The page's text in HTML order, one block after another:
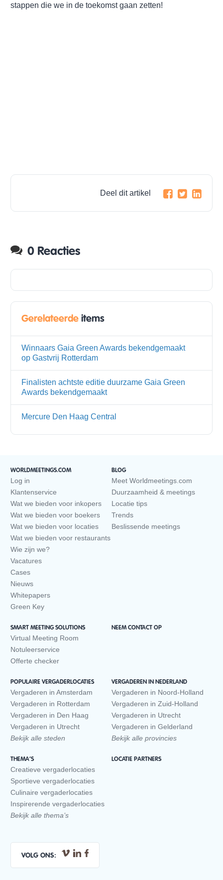
stappen die we in de toekomst gaan zetten!
Deel dit artikel
0 Reacties
Gerelateerde items
Winnaars Gaia Green Awards bekendgemaakt
op Gastvrij Rotterdam
Finalisten achtste editie duurzame Gaia Green
Awards bekendgemaakt
Mercure Den Haag Central
WORLDMEETINGS.COM
Log in
Klantenservice
Wat we bieden voor inkopers
Wat we bieden voor boekers
Wat we bieden voor locaties
Wat we bieden voor restaurants
Wie zijn we?
Vacatures
Cases
Nieuws
Whitepapers
Green Key
BLOG
Meet Worldmeetings.com
Duurzaamheid & meetings
Locatie tips
Trends
Beslissende meetings
SMART MEETING SOLUTIONS
Virtual Meeting Room
Notuleerservice
Offerte checker
NEEM CONTACT OP
POPULAIRE VERGADERLOCATIES
Vergaderen in Amsterdam
Vergaderen in Rotterdam
Vergaderen in Den Haag
Vergaderen in Utrecht
Bekijk alle steden
VERGADEREN IN NEDERLAND
Vergaderen in Noord-Holland
Vergaderen in Zuid-Holland
Vergaderen in Utrecht
Vergaderen in Gelderland
Bekijk alle provincies
THEMA’S
Creatieve vergaderlocaties
Sportieve vergaderlocaties
Culinaire vergaderlocaties
Inspirerende vergaderlocaties
Bekijk alle thema’s
LOCATIE PARTNERS
VOLG ONS: